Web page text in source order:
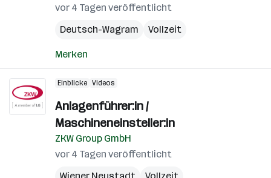
vor 4 Tagen veröffentlicht
Deutsch-Wagram
Vollzeit
Merken
Einblicke Videos
Anlagenführer:in /
Maschineneinsteller:in
ZKW Group GmbH
vor 4 Tagen veröffentlicht